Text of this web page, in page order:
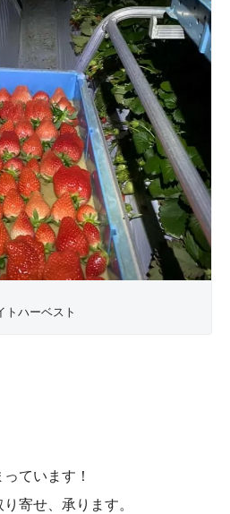
トハーベスト
ています！
寄せ、承ります。